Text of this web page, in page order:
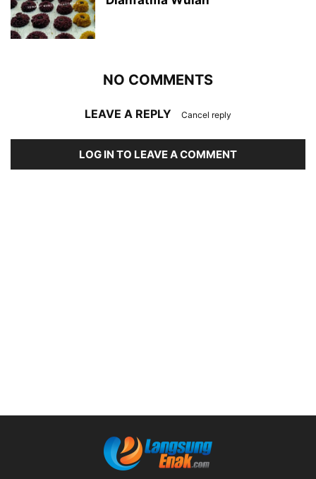
NO COMMENTS
LEAVE A REPLY Cancel reply
LOG IN TO LEAVE A COMMENT